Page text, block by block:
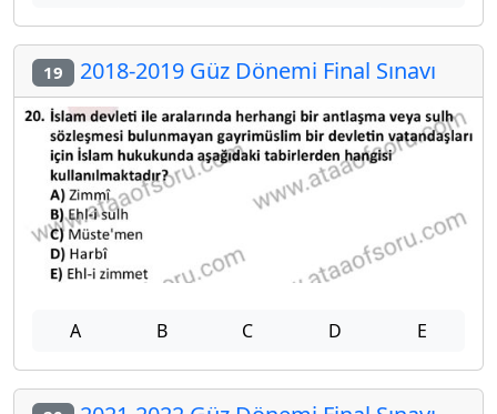
19 2018-2019 Güz Dönemi Final Sınavı
A B C D E